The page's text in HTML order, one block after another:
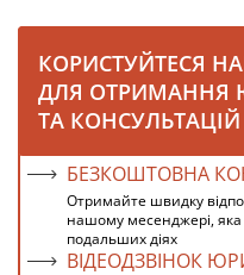
КОРИСТУЙТЕСЯ
ДЛЯ ОТРИМАННЯ
ТА КОНСУЛЬТАЦІЙ
БЕЗКОШТОВНА
Отримайте швидку
нашому месенджері,
подальших діях
ВІДЕОДЗВІНОК